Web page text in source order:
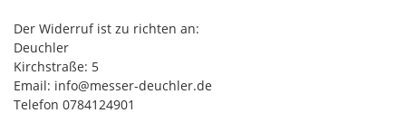
Der Widerruf ist zu richten an:
Deuchler
Kirchstraße: 5
Email: info@messer-deuchler.de
Telefon 0784124901